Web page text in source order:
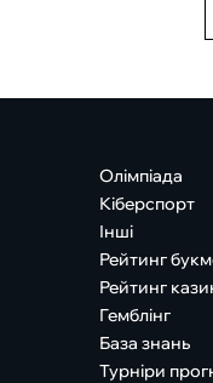
Олімпіада
Кіберспорт
Інші
Рейтинг
Рейтинг
Гемблінг
База знань
Турніри